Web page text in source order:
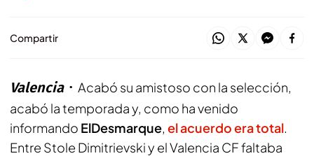
Compartir
Valencia
Acabó su amistoso con la selección,
acabó la temporada y, como ha venido
informando ElDesmarque, el acuerdo era total.
Entre Stole Dimitrievski y el Valencia CF faltaba